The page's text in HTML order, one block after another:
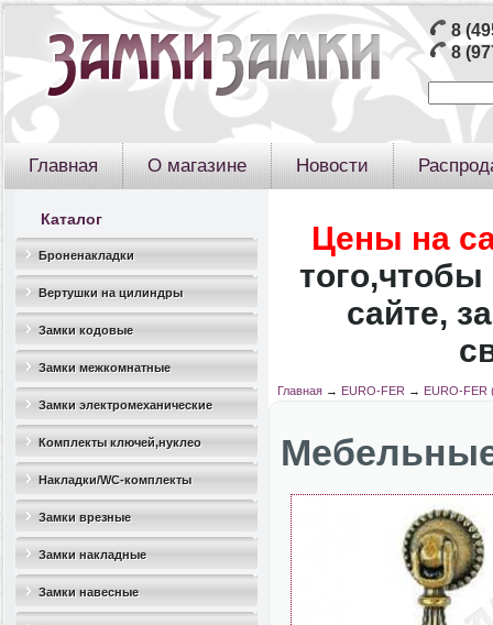
8
8
Главная О магазине Новости
Каталог
Броненакладки
Вертушки на цилиндры
Замки кодовые
Замки межкомнатные
Замки электромеханические
Комплекты ключей,нуклео
Накладки/WC-комплекты
Замки врезные
Замки накладные
Замки навесные
Цены на
того,чтобы
сайте,
Главная→ EURO-FER → EURO-FER
Мебельные